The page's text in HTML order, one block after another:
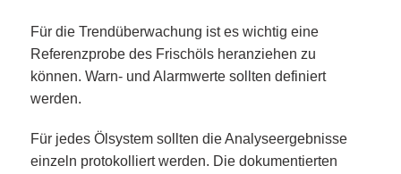
Für die Trendüberwachung ist es wichtig eine
Referenzprobe des Frischöls heranziehen zu
können. Warn- und Alarmwerte sollten definiert
werden.
Für jedes Ölsystem sollten die Analyseergebnisse
einzeln protokolliert werden. Die dokumentierten